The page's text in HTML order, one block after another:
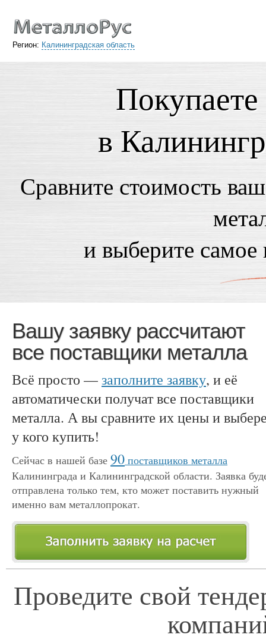
Регион: Калининградская область
в
Сравните стоимость
и выберите
Вашу заявку рассчитают
все поставщики металла
Всё просто —заполните заявку, и её
автоматически получат все поставщики
металла. А вы сравните их цены и
у кого купить!
Сейчас в нашей базе 90 поставщиков металла
Калининграда и Калининградской области. Заявка
отправлена только тем, кто может поставить нужный
именно вам металлопрокат.
Проведите свой